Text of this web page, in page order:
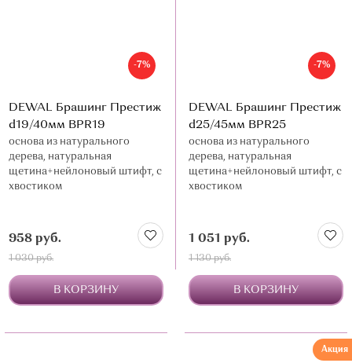
-7%
DEWAL Брашинг Престиж
d19/40мм BPR19
основа из натурального
дерева, натуральная
щетина+нейлоновый штифт, с
хвостиком
958 руб.
1 030 руб.
В КОРЗИНУ
-7%
DEWAL Брашинг Престиж
d25/45мм BPR25
основа из натурального
дерева, натуральная
щетина+нейлоновый штифт, с
хвостиком
1 051 руб.
1 130 руб.
В КОРЗИНУ
Акция